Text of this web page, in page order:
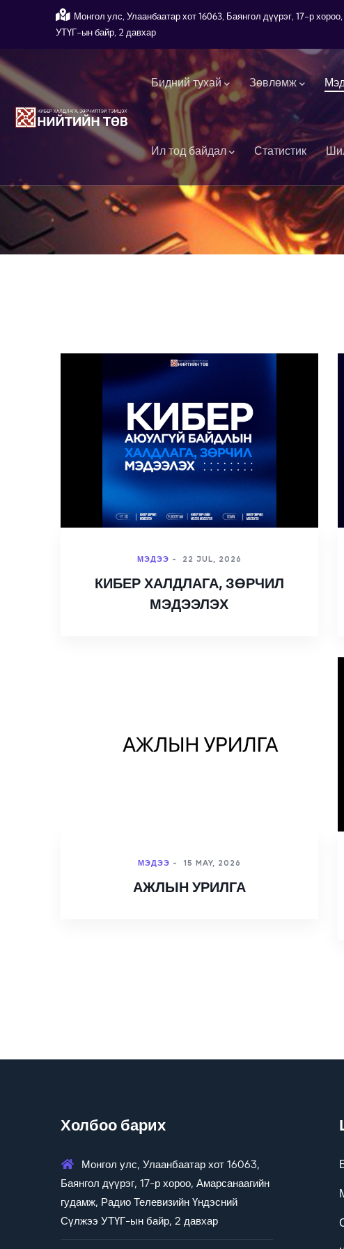
Skip to main contentМонгол улс, Улаанбаатар хот 16063, Баянгол дүүрэг, 17-р
УТҮГ-ын байр, 2 давхар
Main navigation
Бидний тухай Зөвлөмж
Ил тод байдал Статистик
МЭДЭЭ - 22 JUL, 2026
КИБЕР ХАЛДЛАГА, ЗӨРЧИЛ
МЭДЭЭЛЭХ
МЭДЭЭ - 15 MAY, 2026
АЖЛЫН УРИЛГА
Холбоо барих
Монгол улс, Улаанбаатар хот 16063,
Баянгол дүүрэг, 17-р хороо, Амарсанаагийн
гудамж, Радио Телевизийн Үндэсний
Сүлжээ УТҮГ-ын байр, 2 давхар